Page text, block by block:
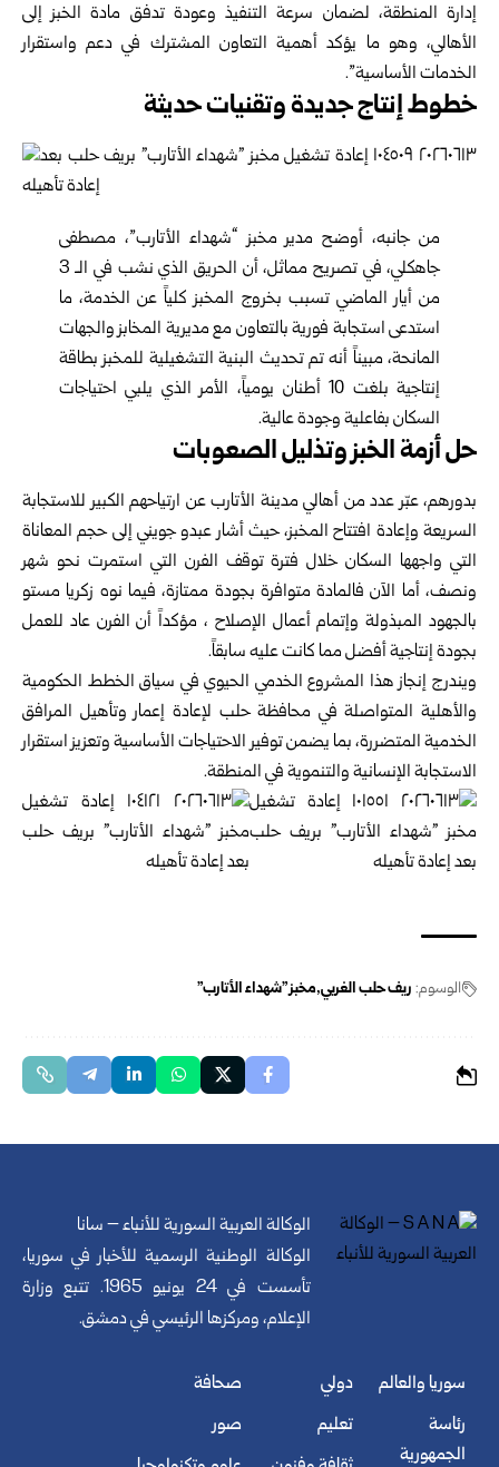
إدارة المنطقة، ‏لضمان سرعة التنفيذ وعودة تدفق مادة الخبز إلى
الأهالي، وهو ما يؤكد ‏أهمية التعاون المشترك في دعم واستقرار
الخدمات الأساسية”.‏
خطوط إنتاج جديدة وتقنيات حديثة
من جانبه، أوضح مدير مخبز “شهداء الأتارب”، مصطفى
جاهكلي، في ‏تصريح مماثل، أن الحريق الذي نشب في الـ 3
من أيار الماضي تسبب بخروج ‏المخبز كلياً عن الخدمة، ما
استدعى استجابة فورية بالتعاون مع مديرية ‏المخابز والجهات
المانحة، مبيناً أنه تم تحديث البنية التشغيلية للمخبز بطاقة
‏إنتاجية بلغت 10 أطنان يومياً، الأمر الذي يلبي احتياجات
السكان بفاعلية ‏وجودة عالية.‏
حل أزمة الخبز وتذليل الصعوبات
بدورهم، عبّر عدد من أهالي مدينة الأتارب عن ارتياحهم الكبير للاستجابة
‏السريعة وإعادة افتتاح المخبز، حيث أشار عبدو جويني إلى حجم المعاناة
‏التي واجهها السكان خلال فترة توقف الفرن التي استمرت نحو شهر
‏ونصف، أما الآن فالمادة متوافرة بجودة ممتازة، فيما نوه زكريا مستو
‏بالجهود المبذولة وإتمام أعمال الإصلاح ، مؤكداً أن الفرن عاد للعمل
بجودة ‏إنتاجية أفضل مما كانت عليه سابقاً.‏
ويندرج إنجاز هذا المشروع الخدمي الحيوي في سياق الخطط الحكومية
‏والأهلية المتواصلة في محافظة حلب لإعادة إعمار وتأهيل المرافق
الخدمية ‏المتضررة، بما يضمن توفير الاحتياجات الأساسية وتعزيز استقرار
‏الاستجابة الإنسانية والتنموية في المنطقة.‏
الوسوم: ريف حلب ‏الغربي مخبز "شهداء الأتارب"
الوكالة العربية السورية للأنباء – سانا
الوكالة الوطنية الرسمية للأخبار في سوريا،
تأسست في 24 يونيو 1965. تتبع وزارة
الإعلام، ومركزها الرئيسي في دمشق.
سوريا والعالم
رئاسة
الجمهورية
دولي
تعليم
صحافة
صور